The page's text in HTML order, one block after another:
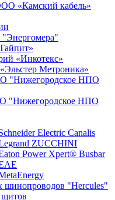
«Камский кабель»
«Инкотекс»
Метроника»
"Нижегородское НПО
"Нижегородское НПО
Electric Canalis
ZUCCHINI
Power Xpert® Busbar
шинопроводов "Hercules"
щитов